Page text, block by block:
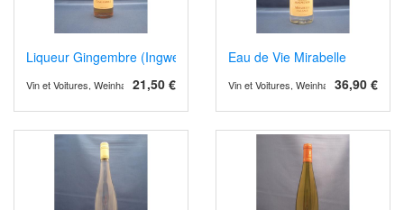
Liqueur Gingembre (Ingwer)
21,50 €
Vin et Voitures, Weinhandel und Weinimport
Eau de Vie Mirabelle
36,90 €
Vin et Voitures, Weinhandel und